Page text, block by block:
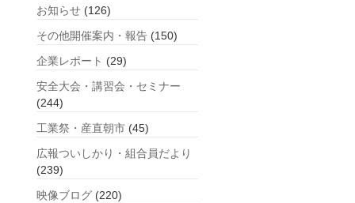
お知らせ (126)
その他開催案内・報告 (150)
企業レポート (29)
安全大会・講習会・セミナー
(244)
工業祭・産直朝市 (45)
広報ついしかり・組合員だより
(239)
映像ブログ (220)